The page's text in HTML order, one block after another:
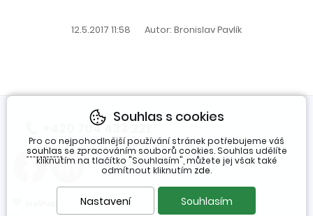
12.5.2017 11:58 Autor: Bronislav Pavlík
+420 704 433 221
(Po-Pá 7:30-16h)
Souhlas s cookies
Pro co nejpohodlnější používání stránek potřebujeme váš
souhlas se zpracováním souborů cookies. Souhlas udělíte
kliknutím na tlačítko "Souhlasím", můžete jej však také
odmítnout kliknutím zde.
Nastavení Souhlasím